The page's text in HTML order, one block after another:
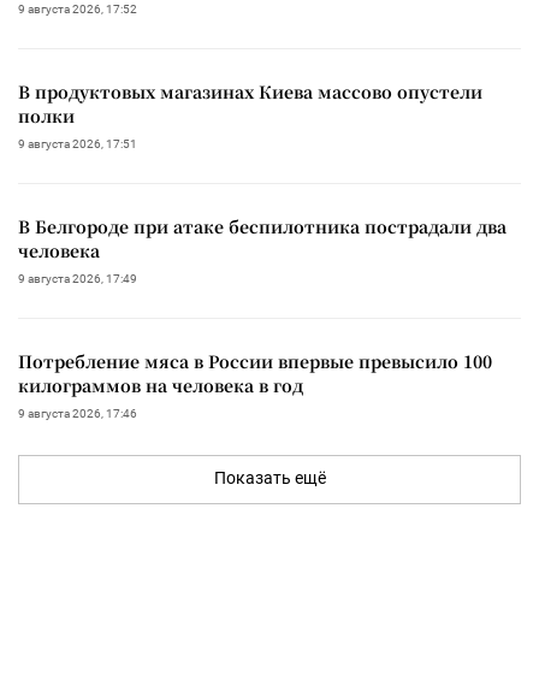
9 августа 2026, 17:52
В продуктовых магазинах Киева массово опустели
полки
9 августа 2026, 17:51
В Белгороде при атаке беспилотника пострадали два
человека
9 августа 2026, 17:49
Потребление мяса в России впервые превысило 100
килограммов на человека в год
9 августа 2026, 17:46
Показать ещё